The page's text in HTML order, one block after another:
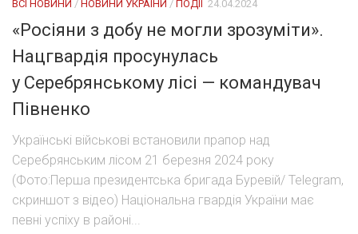
ВСІ НОВИНИ / НОВИНИ УКРАЇНИ / ПОДІЇ 24.04.2024
«Росіяни з добу не могли зрозуміти».
Нацгвардія просунулась
у Серебрянському лісі — командувач
Півненко
Українські військові встановили прапор над
Серебрянським лісом 21 березня 2024 року
(Фото:Перша президентська бригада Буревій/ Telegram,
скриншот з відео) Національна гвардія України має
певні успіху в районі...